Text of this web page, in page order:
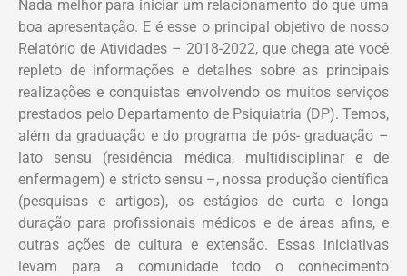
Nada melhor para iniciar um relacionamento do que uma
boa apresentação. E é esse o principal objetivo de nosso
Relatório de Atividades – 2018-2022, que chega até você
repleto de informações e detalhes sobre as principais
realizações e conquistas envolvendo os muitos serviços
prestados pelo Departamento de Psiquiatria (DP). Temos,
além da graduação e do programa de pós- graduação –
lato sensu (residência médica, multidisciplinar e de
enfermagem) e stricto sensu –, nossa produção científica
(pesquisas e artigos), os estágios de curta e longa
duração para profissionais médicos e de áreas afins, e
outras ações de cultura e extensão. Essas iniciativas
levam para a comunidade todo o conhecimento